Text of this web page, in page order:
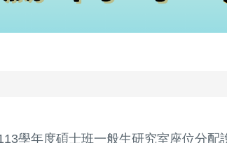
學年度碩士班一般生研究室座位分配